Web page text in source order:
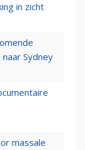
in zicht
Sydney
massale